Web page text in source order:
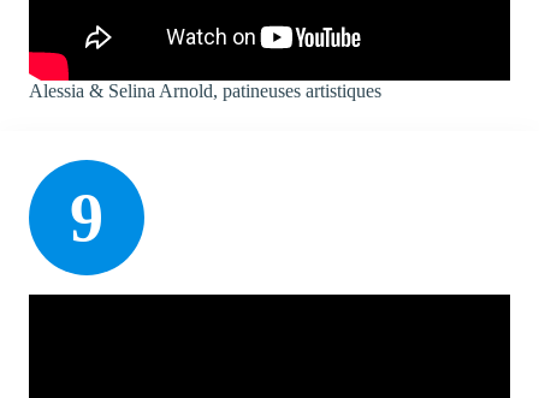
Alessia & Selina Arnold, patineuses artistiques
9